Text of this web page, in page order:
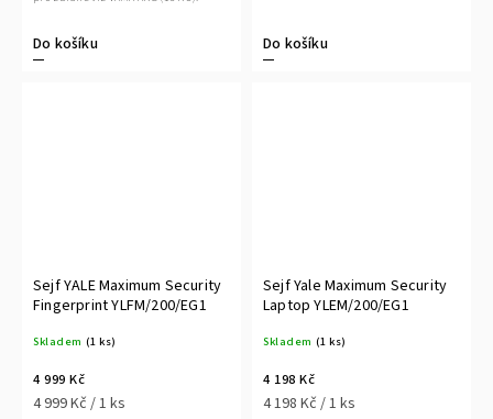
Do košíku Do košíku
Sejf YALE Maximum Security
Fingerprint YLFM/200/EG1
Skladem (1 ks)
4 999 Kč
4 999 Kč / 1 ks
Sejf Yale Maximum Security
Laptop YLEM/200/EG1
Skladem (1 ks)
4 198 Kč
4 198 Kč / 1 ks